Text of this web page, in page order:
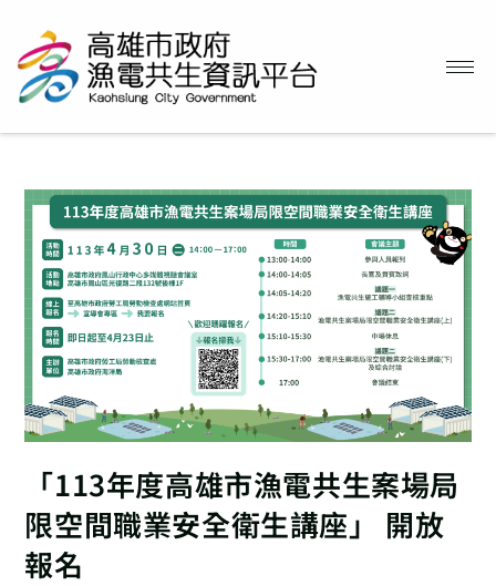
「113年度高雄市漁電共生案場局
限空間職業安全衛生講座」 開放
報名